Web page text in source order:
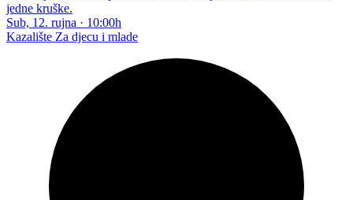
jedne kruške.
Sub, 12. rujna · 10:00h
Kazalište Za djecu i mlade